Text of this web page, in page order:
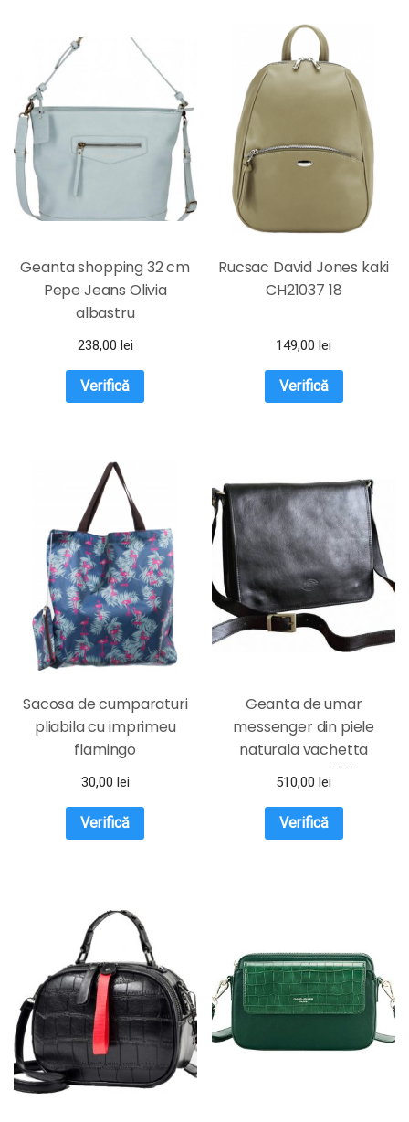
Geanta shopping 32 cm
Pepe Jeans Olivia
albastru
238,00 lei
Verifică
Rucsac David Jones kaki
CH21037 18
149,00lei
Verifică
Sacosa de cumparaturi
pliabila cu imprimeu
flamingo
30,00 lei
Verifică
Geanta de umar
messenger din piele
naturala vachetta
neagra FGD107
510,00lei
Verifică